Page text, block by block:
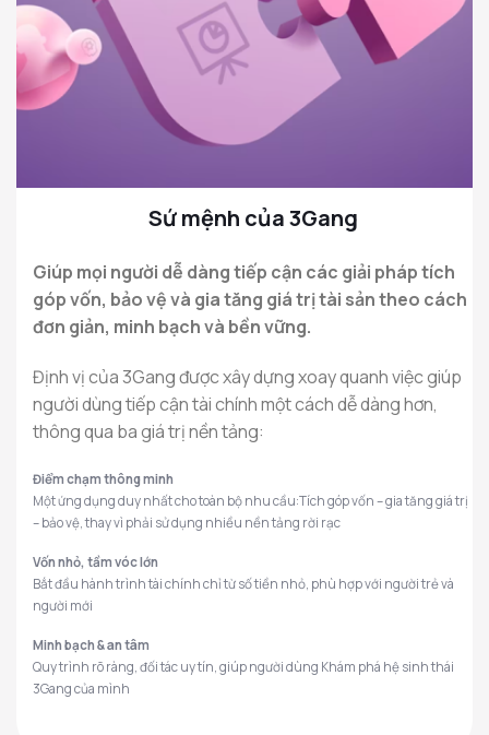
Sứ mệnh của 3Gang
Giúp mọi người dễ dàng tiếp cận các giải pháp tích
góp vốn, bảo vệ và gia tăng giá trị tài sản theo cách
đơn giản, minh bạch và bền vững.
Định vị của 3Gang được xây dựng xoay quanh việc giúp
người dùng tiếp cận tài chính một cách dễ dàng hơn,
thông qua ba giá trị nền tảng:
Điểm chạm thông minh
Một ứng dụng duy nhất cho toàn bộ nhu cầu:Tích góp vốn – gia tăng giá trị
– bảo vệ, thay vì phải sử dụng nhiều nền tảng rời rạc
Vốn nhỏ, tầm vóc lớn
Bắt đầu hành trình tài chính chỉ từ số tiền nhỏ, phù hợp với người trẻ và
người mới
Minh bạch & an tâm
Quy trình rõ ràng, đối tác uy tín, giúp người dùng Khám phá hệ sinh thái
3Gang của mình